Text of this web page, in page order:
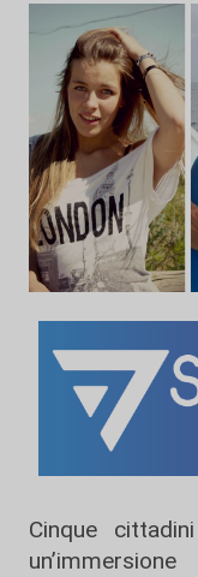
Cinque